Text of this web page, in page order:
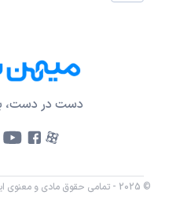
دست در دست،
© 2025 - تمامی حقوق مادی و معنوی این وب‌سایت نزد میهن بلاکچین محفوظ است.